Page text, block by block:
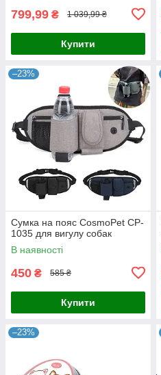
799,99 ₴ 1 039,99 ₴
Купити
–23%
Сумка на пояс CosmoPet CP-
1035 для вигулу собак
В наявності
450 ₴ 585 ₴
Купити
–23%